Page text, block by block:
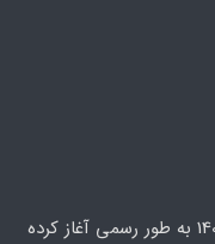
وب سایت لیلیوم فعالیت خود را در سال 1402 به طور رسمی آغاز کرده